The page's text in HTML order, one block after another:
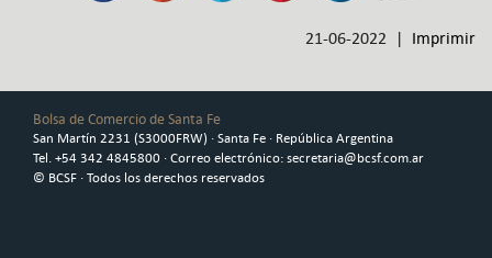
21-06-2022 | Imprimir
Bolsa de Comercio de Santa Fe
San Martín 2231 (S3000FRW) · Santa Fe · República Argentina
Tel. +54 342 4845800 · Correo electrónico: secretaria@bcsf.com.ar
© BCSF · Todos los derechos reservados